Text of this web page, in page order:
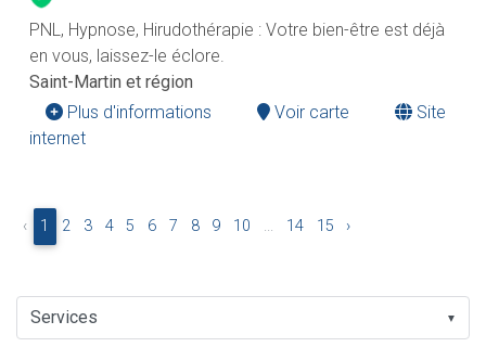
PNL, Hypnose, Hirudothérapie : Votre bien-être est déjà
en vous, laissez-le éclore.
Saint-Martin et région
Plus d'informations
Voir carte
Site
internet
‹ 1 2 3 4 5 6 7 8 9 10 ... 14 15 ›
▼